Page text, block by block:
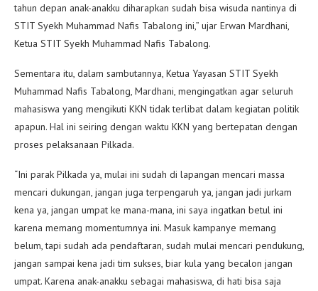
tahun depan anak-anakku diharapkan sudah bisa wisuda nantinya di
STIT Syekh Muhammad Nafis Tabalong ini,” ujar Erwan Mardhani,
Ketua STIT Syekh Muhammad Nafis Tabalong.
Sementara itu, dalam sambutannya, Ketua Yayasan STIT Syekh
Muhammad Nafis Tabalong, Mardhani, mengingatkan agar seluruh
mahasiswa yang mengikuti KKN tidak terlibat dalam kegiatan politik
apapun. Hal ini seiring dengan waktu KKN yang bertepatan dengan
proses pelaksanaan Pilkada.
“Ini parak Pilkada ya, mulai ini sudah di lapangan mencari massa
mencari dukungan, jangan juga terpengaruh ya, jangan jadi jurkam
kena ya, jangan umpat ke mana-mana, ini saya ingatkan betul ini
karena memang momentumnya ini. Masuk kampanye memang
belum, tapi sudah ada pendaftaran, sudah mulai mencari pendukung,
jangan sampai kena jadi tim sukses, biar kula yang becalon jangan
umpat. Karena anak-anakku sebagai mahasiswa, di hati bisa saja